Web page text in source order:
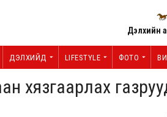
Дэлхийн
ДЭЛХИЙД LIFESTYLE ФОТО
хязгаарлах